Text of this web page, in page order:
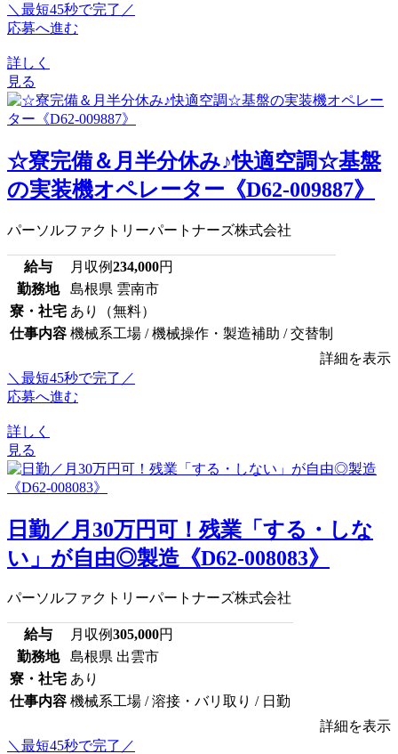
＼最短45秒で完了／
応募へ進む
詳しく
見る
☆寮完備＆月半分休み♪快適空調☆基盤
の実装機オペレーター《D62-009887》
パーソルファクトリーパートナーズ株式会社
給与 月収例234,000円
勤務地
島根県 雲南市
寮・社宅 あり（無料）
仕事内容 機械系工場 / 機械操作・製造補助 / 交替制
詳細を表示
＼最短45秒で完了／
応募へ進む
詳しく
見る
日勤／月30万円可！残業「する・しな
い」が自由◎製造《D62-008083》
パーソルファクトリーパートナーズ株式会社
給与 月収例305,000円
勤務地
島根県 出雲市
寮・社宅 あり
仕事内容 機械系工場 / 溶接・バリ取り / 日勤
詳細を表示
＼最短45秒で完了／